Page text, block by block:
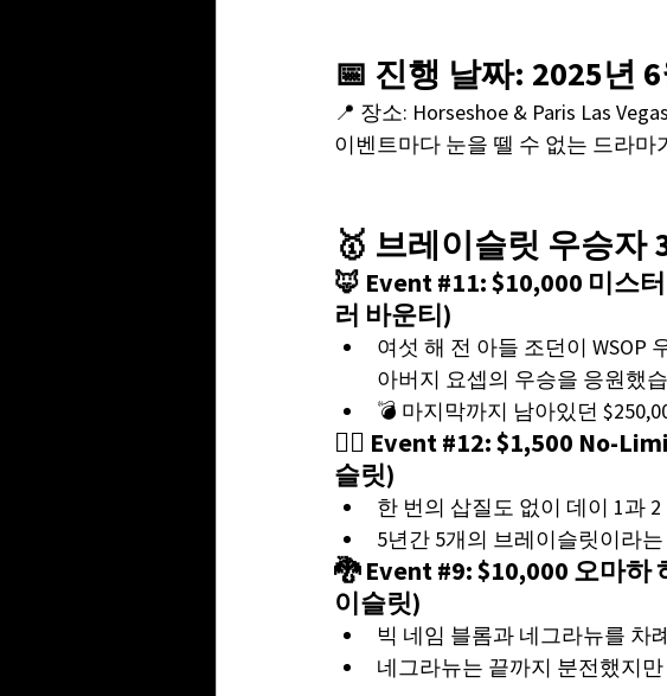
📅 진행 날짜: 2025년
📍 장소: Horseshoe & Paris Las
이벤트마다 눈을 뗄 수 없는 드라마
🥇 브레이슬릿 우승자
🦊 Event #11: $10,000 미스
러 바운티)
여섯 해 전 아들 조던이 WSOP
아버지 요셉의 우승을 응원했
💣 마지막까지 남아있던
🧙‍♂️ Event #12: $1,500 No-
슬릿)
한 번의 삽질도 없이 데이 1과
5년간 5개의 브레이슬릿이라
🐉 Event #9: $10,000 오마하
이슬릿)
빅 네임 블롬과 네그라뉴를 차
네그라뉴는 끝까지 분전했지